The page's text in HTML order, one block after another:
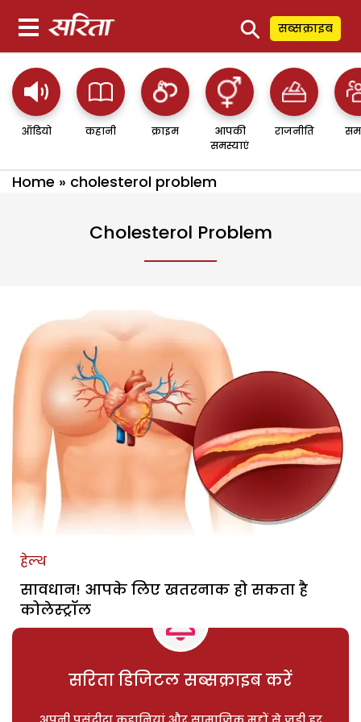
⚲ सब्सक्राइब
ऑडियो कहानी क्राइम
आपकी
समस्याएं
राजनीति
Home » cholesterol problem
Cholesterol Problem
हेल्थ
सावधान! आपके लिए खतरनाक हो सकता है
कोलेस्ट्रॉल
सरिता डिजिटल सब्सक्राइब करें